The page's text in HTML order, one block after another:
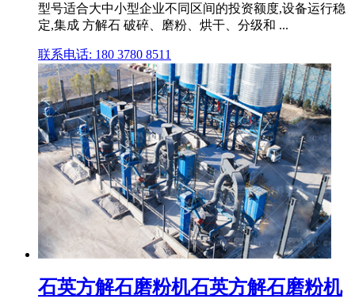
型号适合大中小型企业不同区间的投资额度,设备运行稳
定,集成 方解石 破碎、磨粉、烘干、分级和 ...
联系电话: 180 3780 8511
石英方解石磨粉机石英方解石磨粉机